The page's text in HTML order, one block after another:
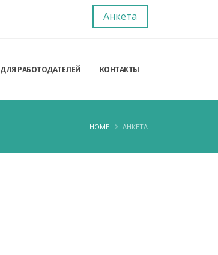
Анкета
ДЛЯ РАБОТОДАТЕЛЕЙ КОНТАКТЫ
HOME АНКЕТА